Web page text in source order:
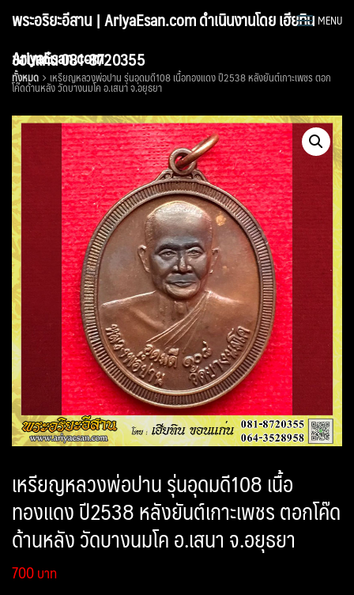
พระอริยะอีสาน | AriyaEsan.com ดำเนินงานโดย เฮียทิน
ขอนแก่น 081-8720355
MENU
AriyaEsan.com
ทั้งหมด เหรียญหลวงพ่อปาน รุ่นอุดมดี108 เนื้อทองแดง ปี2538 หลังยันต์เกาะเพชร ตอก
โค๊ดด้านหลัง วัดบางนมโค อ.เสนา จ.อยุธยา
เหรียญหลวงพ่อปาน รุ่นอุดมดี108 เนื้อ
ทองแดง ปี2538 หลังยันต์เกาะเพชร ตอกโค๊ด
ด้านหลัง วัดบางนมโค อ.เสนา จ.อยุธยา
700